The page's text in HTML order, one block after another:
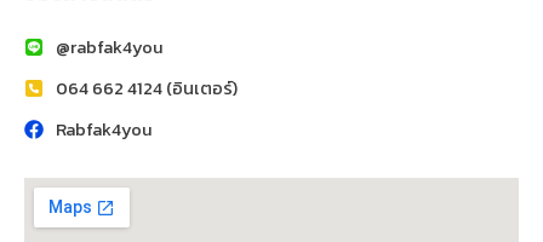
@rabfak4you
064 662 4124 (อินเตอร์)
Rabfak4you